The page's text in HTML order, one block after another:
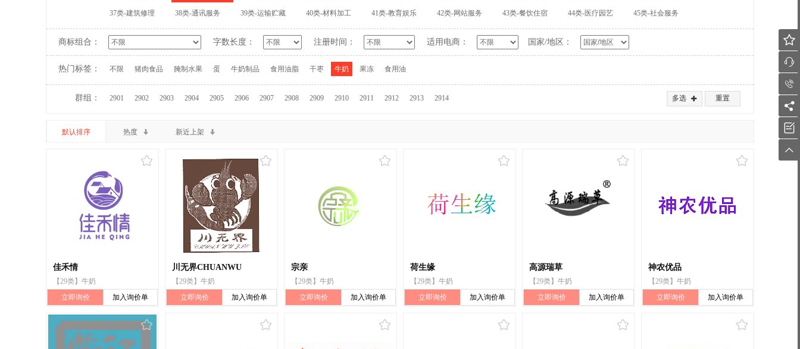
37类-建筑修理 38类-通讯服务 39类-运输贮藏 40类-材料加工 41类-教育娱乐 42类-网站服务 43类-餐饮住宿 44类-医疗园艺 45类-社会服务
商标组合： 字数长度： 注册时间： 适用电商： 国家/地区：
热门标签： 不限 猪肉食品 腌制水果 蛋 牛奶制品 食用油脂 干枣 牛奶 果冻 食用油
多选  重置
群组： 2901 2902 2903 2904 2905 2906 2907 2908 2909 2910 2911 2912 2913 2914
默认排序 热度 新近上架
佳禾情
【29类】牛奶
立即询价
加入询价单
川无界CHUANWU
【29类】牛奶
立即询价
加入询价单
宗亲
【29类】牛奶
立即询价
加入询价单
荷生缘
【29类】牛奶
立即询价
加入询价单
高源瑞草
【29类】牛奶
立即询价
加入询价单
神农优品
【29类】牛奶
立即询价
加入询价单





